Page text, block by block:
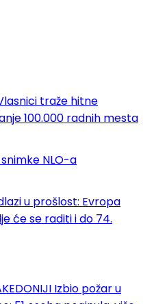
traže hitne
100.000 radnih mesta
NLO-a
u prošlost: Evropa
će se raditi i do 74.
Izbio požar u